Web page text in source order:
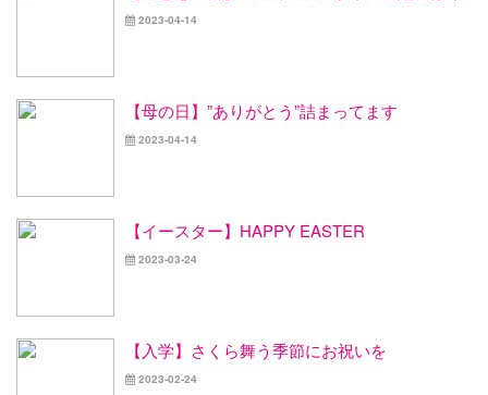
2023-04-14
【母の日】”ありがとう”詰まってます
2023-04-14
【イースター】HAPPY EASTER
2023-03-24
【入学】さくら舞う季節にお祝いを
2023-02-24